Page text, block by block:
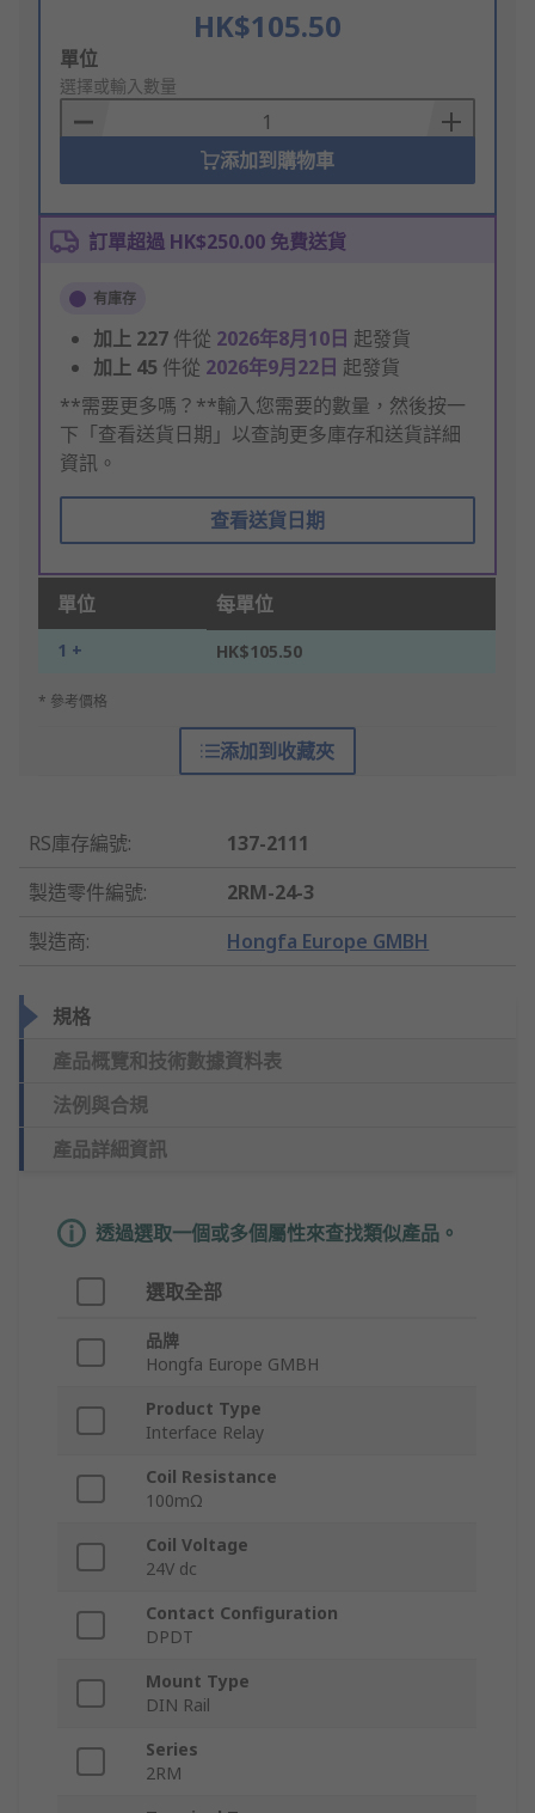
HK$105.50
Add
to
Basket
單位
選擇或輸入數量
添加到購物車
訂單超過 HK$250.00 免費送貨
有庫存
加上 227 件從 2026年8月10日 起發貨
加上 45 件從 2026年9月22日 起發貨
**需要更多嗎？**輸入您需要的數量，然後按一
下「查看送貨日期」以查詢更多庫存和送貨詳細
資訊。
查看送貨日期
單位 每單位
1 + HK$105.50
* 參考價格
添加到收藏夾
RS庫存編號:
137-2111
製造零件編號:
2RM-24-3
製造商: Hongfa Europe GMBH
規格
產品概覽和技術數據資料表
法例與合規
產品詳細資訊
透過選取一個或多個屬性來查找類似產品。
選取全部
品牌
Hongfa Europe GMBH
Product Type
Interface Relay
Coil Resistance
100mΩ
Coil Voltage
24V dc
Contact Configuration
DPDT
Mount Type
DIN Rail
Series
2RM